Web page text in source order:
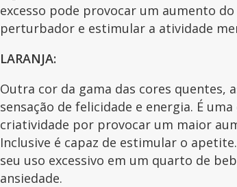
excesso pode provocar um aumento
perturbador e estimular a atividade
LARANJA:
Outra cor da gama das cores quentes,
sensação de felicidade e energia. É
criatividade por provocar um maior
Inclusive é capaz de estimular o
seu uso excessivo em um quarto de
ansiedade.